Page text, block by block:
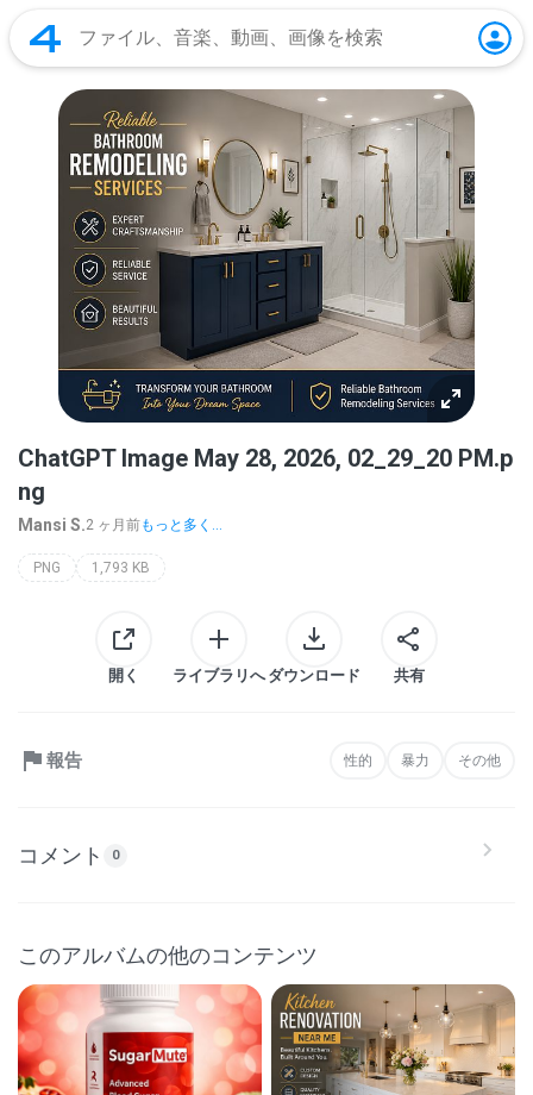
ChatGPT Image May 28, 2026, 02_29_20 PM.p
ng
Mansi S.2 ヶ月前もっと多く...
PNG 1,793 KB
開く ライブラリへ ダウンロード 共有
報告 性的 暴力 その他
コメント 0
このアルバムの他のコンテンツ